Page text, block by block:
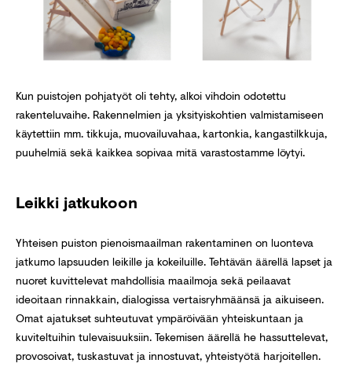
Kun puistojen pohjatyöt oli tehty, alkoi vihdoin odotettu
rakenteluvaihe. Rakennelmien ja yksityiskohtien valmistamiseen
käytettiin mm. tikkuja, muovailuvahaa, kartonkia, kangastilkkuja,
puuhelmiä sekä kaikkea sopivaa mitä varastostamme löytyi.
Leikki jatkukoon
Yhteisen puiston pienoismaailman rakentaminen on luonteva
jatkumo lapsuuden leikille ja kokeiluille. Tehtävän äärellä lapset ja
nuoret kuvittelevat mahdollisia maailmoja sekä peilaavat
ideoitaan rinnakkain, dialogissa vertaisryhmäänsä ja aikuiseen.
Omat ajatukset suhteutuvat ympäröivään yhteiskuntaan ja
kuviteltuihin tulevaisuuksiin. Tekemisen äärellä he hassuttelevat,
provosoivat, tuskastuvat ja innostuvat, yhteistyötä harjoitellen.